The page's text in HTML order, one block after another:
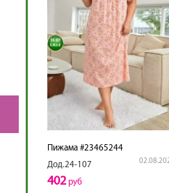
Пижама #23465244
Дод.24-107
402руб